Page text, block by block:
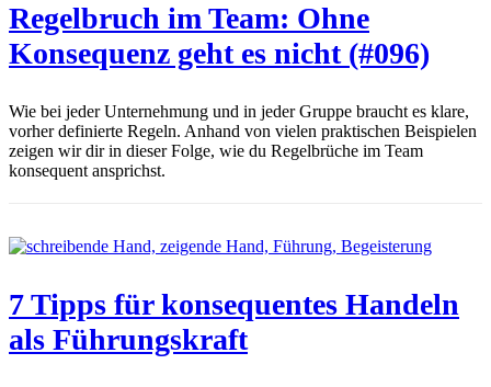
Regelbruch im Team: Ohne
Konsequenz geht es nicht (#096)
Wie bei jeder Unternehmung und in jeder Gruppe braucht es klare,
vorher definierte Regeln. Anhand von vielen praktischen Beispielen
zeigen wir dir in dieser Folge, wie du Regelbrüche im Team
konsequent ansprichst.
7 Tipps für konsequentes Handeln
als Führungskraft